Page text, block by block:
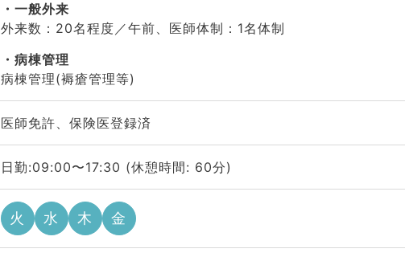
一般外来
外来数：20名程度／午前、医師体制：1名体制
病棟管理
病棟管理(褥瘡管理等)
医師免許、保険医登録済
日勤:09:00〜17:30 (休憩時間: 60分)
火 水 木 金